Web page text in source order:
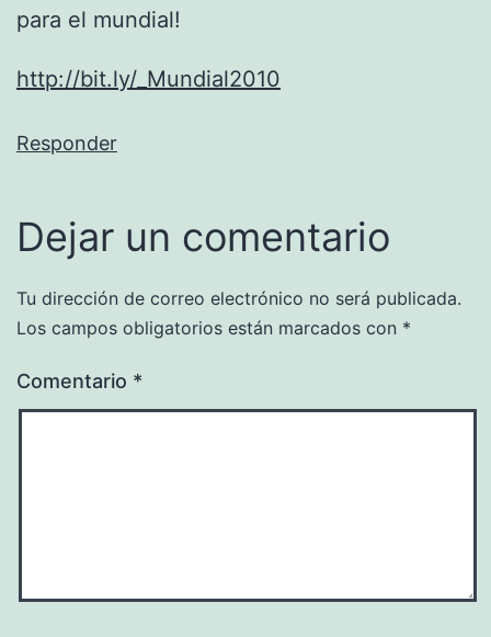
para el mundial!
http://bit.ly/_Mundial2010
Responder
Dejar un comentario
Tu dirección de correo electrónico no será publicada.
Los campos obligatorios están marcados con *
Comentario *